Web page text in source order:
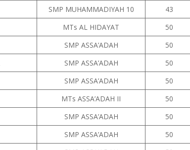
SMP MUHAMMADIYAH 10 43
MTs AL HIDAYAT 50
SMP ASSA’ADAH 50
SMP ASSA’ADAH 50
SMP ASSA’ADAH 50
MTs ASSA’ADAH II 50
SMP ASSA’ADAH 50
SMP ASSA’ADAH 50